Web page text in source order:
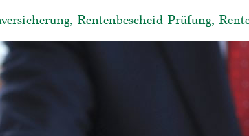
Rentenbescheid Prüfung,